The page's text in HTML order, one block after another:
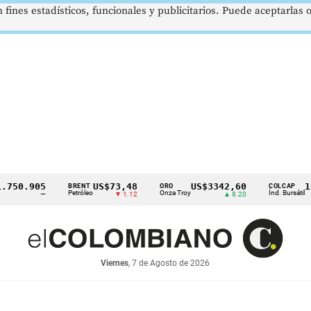
BRENT
Petróleo
US$73,48
▼ 1.12 Onza Troy
US$3342,60
▲ 8.20
COLCAP
Índ. Bursátil
Viernes, 7 de Agosto de 2026
estadísticos, funcionales y publicitarios. Puede aceptarlas